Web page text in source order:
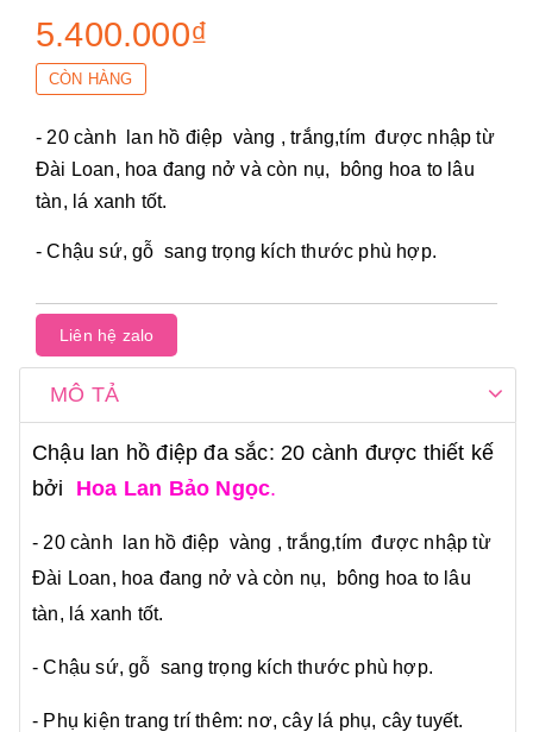
5.400.000₫
CÒN HÀNG
- 20 cành lan hồ điệp vàng , trắng,tím được nhập từ
Đài Loan, hoa đang nở và còn nụ, bông hoa to lâu
tàn, lá xanh tốt.
- Chậu sứ, gỗ sang trọng kích thước phù hợp.
Liên hệ zalo
MÔ TẢ
Chậu lan hồ điệp đa sắc: 20 cành được thiết kế
bởi
Hoa Lan Bảo Ngọc.
- 20 cành lan hồ điệp vàng , trắng,tím được nhập từ
Đài Loan, hoa đang nở và còn nụ, bông hoa to lâu
tàn, lá xanh tốt.
- Chậu sứ, gỗ sang trọng kích thước phù hợp.
- Phụ kiện trang trí thêm: nơ, cây lá phụ, cây tuyết.